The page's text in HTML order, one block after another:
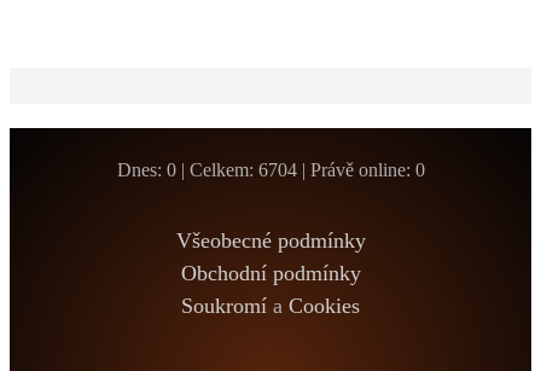
Dnes: 0 | Celkem: 6704 | Právě online: 0
Všeobecné podmínky
Obchodní podmínky
Soukromí a Cookies